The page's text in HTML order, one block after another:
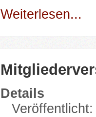
Weiterlesen...
Details